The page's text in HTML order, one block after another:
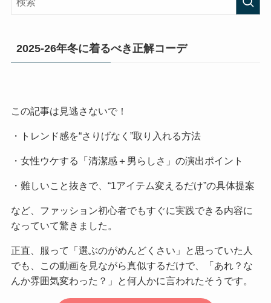
2025-26年冬に着るべき正解コーデ
この記事は見逃さないで！
・トレンド感を“さりげなく”取り入れる方法
・女性ウケする「清潔感＋男らしさ」の演出ポイント
・難しいこと抜きで、“1アイテム変えるだけ”の具体提案
など、ファッション初心者でもすぐに実践できる内容に
なっていて驚きました。
正直、服って「選ぶのがめんどくさい」と思っていた人
でも、この動画を見ながら真似するだけで、「あれ？な
んか雰囲気変わった？」と何人かに言われたそうです。